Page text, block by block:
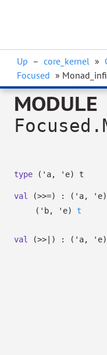
Up – core_kernel »
Focused »
MODULE
type ('a, 'e) t
val (>>=) : ( 'a, 'e)
( 'b, 'e) t
val (>>|) : ( 'a, 'e)